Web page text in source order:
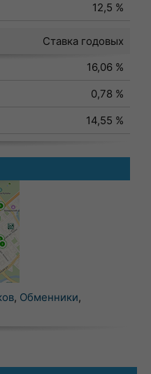
12,5 %
Ставка годовых
16,06 %
0,78 %
14,55 %
, Обменники,